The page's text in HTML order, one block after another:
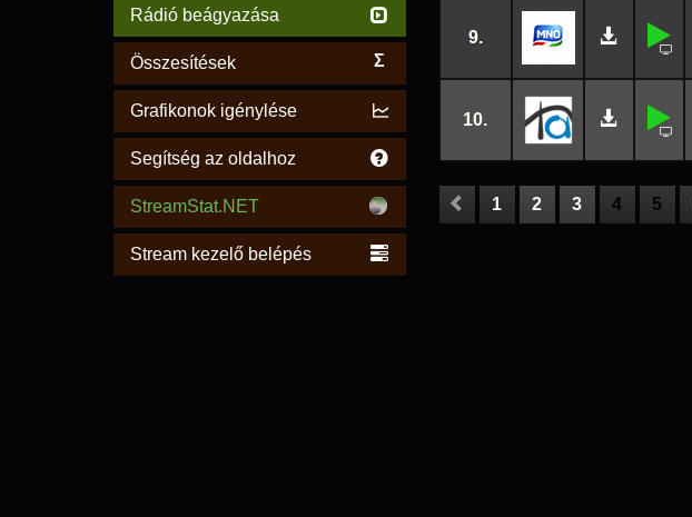
Rádió beágyazása
Összesítések Σ
Grafikonok igénylése
Segítség az oldalhoz
StreamStat.NET
Stream kezelő belépés
9.
10.
1 2 3 4 5